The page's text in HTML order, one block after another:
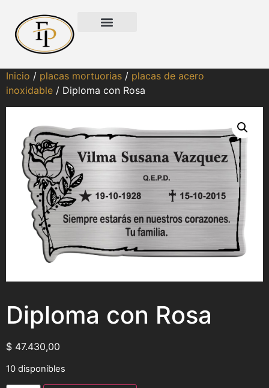
Inicio / placas mortuorias / placas de acero
inoxidable / Diploma con Rosa
Diploma con Rosa
$ 47.430,00
10 disponibles